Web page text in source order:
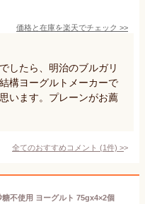
価格と在庫を楽天でチェック >>
したら、明治のブルガリ
構ヨーグルトメーカーで
います。プレーンがお薦
全てのおすすめコメント (1件) >
不使用 ヨーグルト 75gx4×2個